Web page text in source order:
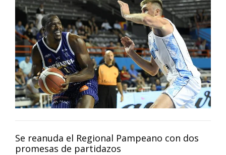
Se reanuda el Regional Pampeano con dos
promesas de partidazos